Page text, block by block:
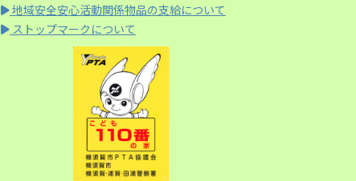
地域安全安心活動関係物品の支給について
ストップマークについて